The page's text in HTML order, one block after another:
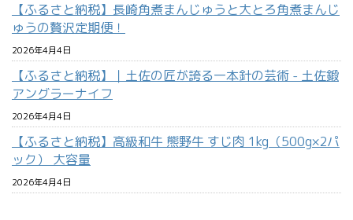
【ふるさと納税】長崎角煮まんじゅうと大とろ角煮まんじ
ゅうの贅沢定期便！
2026年4月4日
【ふるさと納税】｜土佐の匠が誇る一本針の芸術 - 土佐鍛
アングラーナイフ
2026年4月4日
【ふるさと納税】高級和牛 熊野牛 すじ肉 1kg（500g×2パ
ック） 大容量
2026年4月4日